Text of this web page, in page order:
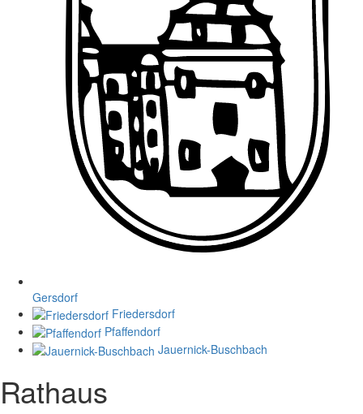
Gersdorf
Friedersdorf
Pfaffendorf
Jauernick-Buschbach
Rathaus